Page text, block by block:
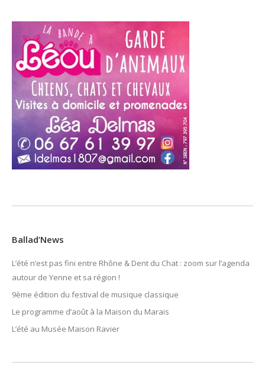
Ballad’News
L’été n’est pas fini entre Rhône & Dent du Chat : zoom sur l’agenda
autour de Yenne et sa région !
9ème édition du festival de musique classique
Le programme d’août à la Maison du Marais
L’été au Musée Maison Ravier